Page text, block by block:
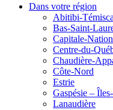
Dans votre région
Abitibi-
Bas-Saint-
Capitale-
Centre-du-
Chaudière-
Côte-Nord
Estrie
Gaspésie –
Lanaudière